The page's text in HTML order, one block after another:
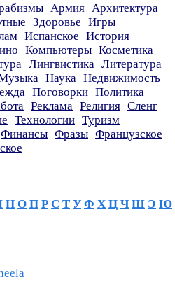
Армия Архитектура
Здоровье Игры
Испанское История
Компьютеры Косметика
Лингвистика Литература
Наука Недвижимость
Поговорки Политика
Реклама Религия Сленг
Технологии Туризм
Финансы Фразы Французское
Н О П Р С Т У Ф Х Ц Ч Ш Э Ю